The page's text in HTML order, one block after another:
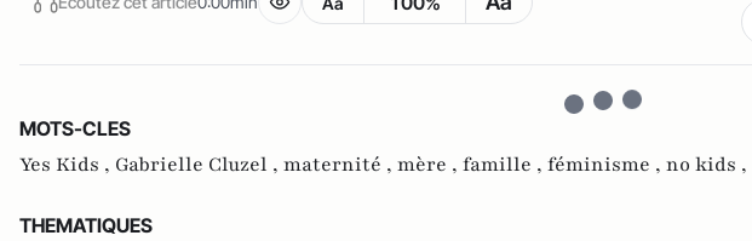
MOTS-CLES
Yes Kids , Gabrielle Cluzel , maternité , mère , famille , féminisme , no kids ,
THEMATIQUES